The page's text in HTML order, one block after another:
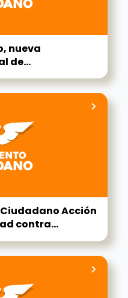
nueva
de...
Acción
contra...